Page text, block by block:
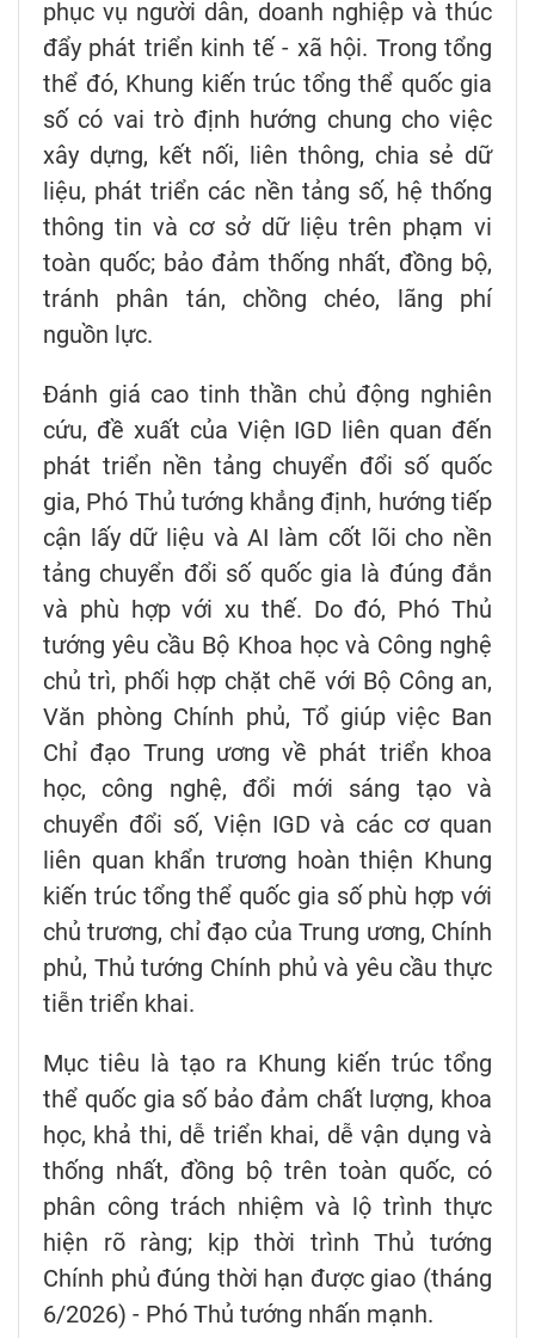
phục vụ người dân, doanh nghiệp và thúc
đẩy phát triển kinh tế - xã hội. Trong tổng
thể đó, Khung kiến trúc tổng thể quốc gia
số có vai trò định hướng chung cho việc
xây dựng, kết nối, liên thông, chia sẻ dữ
liệu, phát triển các nền tảng số, hệ thống
thông tin và cơ sở dữ liệu trên phạm vi
toàn quốc; bảo đảm thống nhất, đồng bộ,
tránh phân tán, chồng chéo, lãng phí
nguồn lực.
Đánh giá cao tinh thần chủ động nghiên
cứu, đề xuất của Viện IGD liên quan đến
phát triển nền tảng chuyển đổi số quốc
gia, Phó Thủ tướng khẳng định, hướng tiếp
cận lấy dữ liệu và AI làm cốt lõi cho nền
tảng chuyển đổi số quốc gia là đúng đắn
và phù hợp với xu thế. Do đó, Phó Thủ
tướng yêu cầu Bộ Khoa học và Công nghệ
chủ trì, phối hợp chặt chẽ với Bộ Công an,
Văn phòng Chính phủ, Tổ giúp việc Ban
Chỉ đạo Trung ương về phát triển khoa
học, công nghệ, đổi mới sáng tạo và
chuyển đổi số, Viện IGD và các cơ quan
liên quan khẩn trương hoàn thiện Khung
kiến trúc tổng thể quốc gia số phù hợp với
chủ trương, chỉ đạo của Trung ương, Chính
phủ, Thủ tướng Chính phủ và yêu cầu thực
tiễn triển khai.
Mục tiêu là tạo ra Khung kiến trúc tổng
thể quốc gia số bảo đảm chất lượng, khoa
học, khả thi, dễ triển khai, dễ vận dụng và
thống nhất, đồng bộ trên toàn quốc, có
phân công trách nhiệm và lộ trình thực
hiện rõ ràng; kịp thời trình Thủ tướng
Chính phủ đúng thời hạn được giao (tháng
6/2026) - Phó Thủ tướng nhấn mạnh.